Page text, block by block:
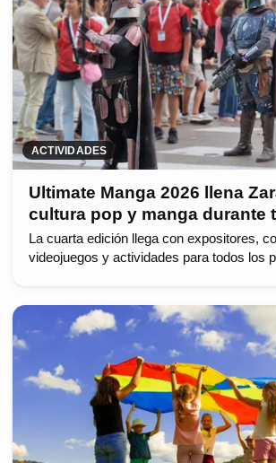
ACTIVIDADES
Ultimate Manga 2026 llena
cultura pop y manga durante
La cuarta edición llega con expositores,
videojuegos y actividades para todos los